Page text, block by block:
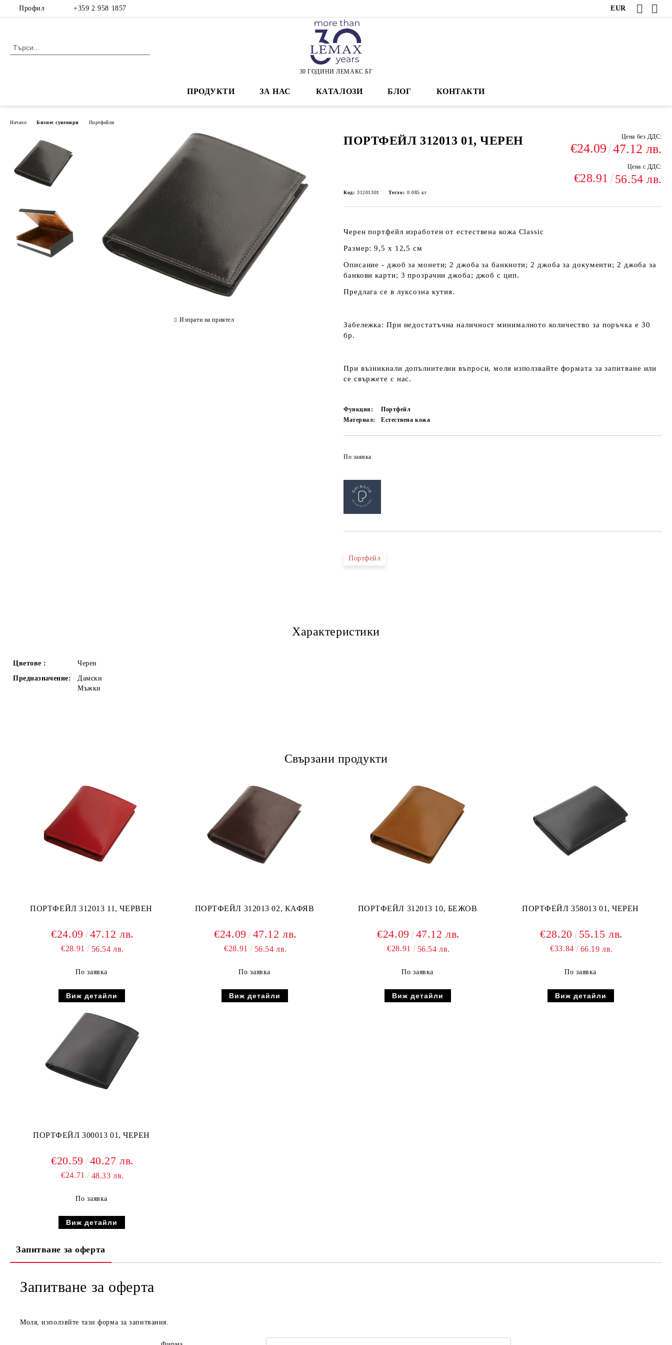
Профил +359 2 958 1857 EUR
30 ГОДИНИ ЛЕМАКС БГ
ПРОДУКТИ ЗА НАС КАТАЛОЗИ БЛОГ КОНТАКТИ
Начало Бизнес сувенири Портфейли
ПОРТФЕЙЛ 312013 01, ЧЕРЕН Цена без ДДС:
€24.09 47.12 лв.
Цена с ДДС:
€28.91 56.54 лв.
Код: 31201301 Тегло: 0.085 кг
Черен портфейл изработен от естествена кожа Classic
Размер: 9,5 х 12,5 см
Описание - джоб за монети; 2 джоба за банкноти; 2 джоба за документи; 2 джоба за
банкови карти; 3 прозрачни джоба; джоб с цип.
Предлага се в луксозна кутия.
Забележка: При недостатъчна наличност минималното количество за поръчка е 30
бр.
При възникнали допълнителни въпроси, моля използвайте формата за запитване или
се свържете с нас.
Функция:
Портфейл
Материал:
Естествена кожа
По заявка
Портфейл
Изпрати на приятел
Характеристики
Цветове :
Черен
Предназначение:
Дамски
Мъжки
Свързани продукти
ПОРТФЕЙЛ 312013 11, ЧЕРВЕН
€24.09 47.12 лв.
€28.91 56.54 лв.
По заявка
Виж детайли
ПОРТФЕЙЛ 312013 02, КАФЯВ
€24.09 47.12 лв.
€28.91 56.54 лв.
По заявка
Виж детайли
ПОРТФЕЙЛ 312013 10, БЕЖОВ
€24.09 47.12 лв.
€28.91 56.54 лв.
По заявка
Виж детайли
ПОРТФЕЙЛ 358013 01, ЧЕРЕН
€28.20 55.15 лв.
€33.84 66.19 лв.
По заявка
Виж детайли
ПОРТФЕЙЛ 300013 01, ЧЕРЕН
€20.59 40.27 лв.
€24.71 48.33 лв.
По заявка
Виж детайли
Запитване за оферта
Запитване за оферта
Моля, използвйте тази форма за запитвания.